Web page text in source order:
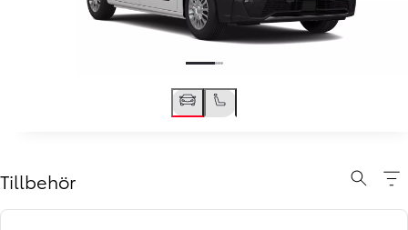
Tillbehör